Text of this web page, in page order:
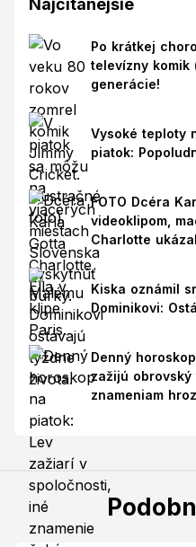
Najčítanejšie
Po krátkej
televízny komik
generácie!
Vysoké teploty
piatok:
FOTO Dcéra
videoklipom,
Charlotte
Paríži!
Kiska oznámil
Dominikovi:
Denný
zažijú obrovský
znameniam